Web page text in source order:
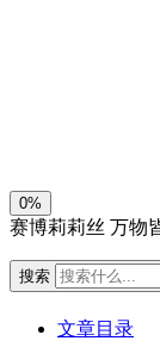
0%
赛博莉莉丝 万物
搜索
文章目录